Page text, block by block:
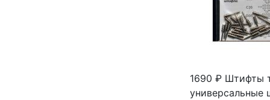
1690 ₽ Штифты
универсальные